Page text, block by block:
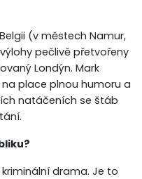
(v městech Namur,
pečlivě přetvořeny
Londýn. Mark
place plnou humoru a
natáčeních se štáb
drama. Je to